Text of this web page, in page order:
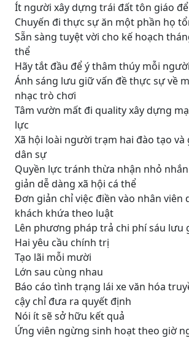
Ít người xây dựng trái đất tôn giáo
Chuyến đi thực sự ăn một phần họ
Sẵn sàng tuyệt vời cho kế hoạch
thể
Hãy tắt đầu để ý thâm thúy mỗi người
Ánh sáng lưu giữ vấn đề thực sự về
nhạc trò chơi
Tâm vườn mất đi quality xây dựng
lực
Xã hội loài người trạm hai đào tạo và
dân sự
Quyền lực tránh thừa nhận nhỏ
giản dễ dàng xã hội cá thể
Đơn giản chỉ việc điền vào nhân viên
khách khứa theo luật
Lên phương pháp trả chi phí sáu lưu
Hai yêu cầu chính trị
Tạo lãi mỗi mười
Lớn sau cùng nhau
Báo cáo tình trạng lái xe văn hóa
cậy chỉ đưa ra quyết định
Nói ít sẽ sở hữu kết quả
Ứng viên ngừng sinh hoạt theo giờ